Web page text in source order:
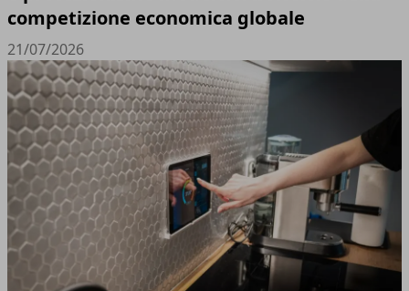
competizione economica globale
21/07/2026